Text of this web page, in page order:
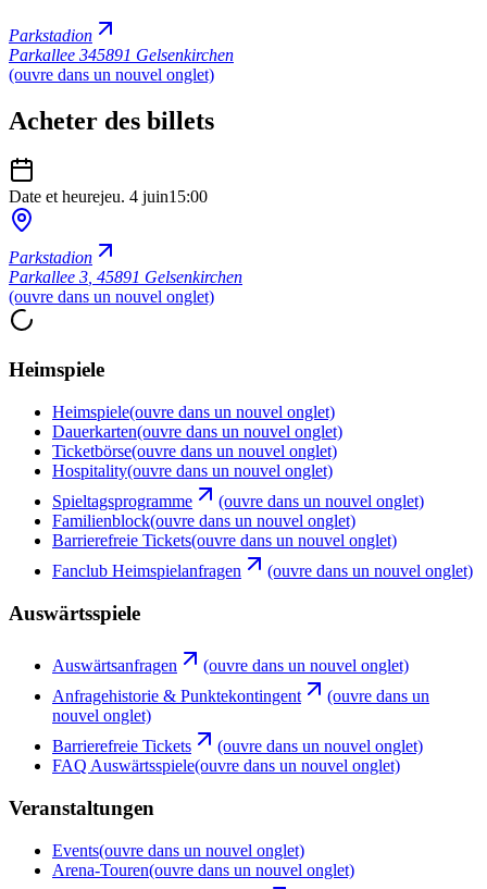
Parkstadion
Parkallee 345891 Gelsenkirchen
(ouvre dans un nouvel onglet)
Acheter des billets
Date et heurejeu. 4 juin15:00
Parkstadion
Parkallee 3, 45891 Gelsenkirchen
(ouvre dans un nouvel onglet)
Heimspiele
Heimspiele(ouvre dans un nouvel onglet)
Dauerkarten(ouvre dans un nouvel onglet)
Ticketbörse(ouvre dans un nouvel onglet)
Hospitality(ouvre dans un nouvel onglet)
Spieltagsprogramme
(ouvre dans un nouvel onglet)
Familienblock(ouvre dans un nouvel onglet)
Barrierefreie Tickets(ouvre dans un nouvel onglet)
Fanclub Heimspielanfragen
(ouvre dans un nouvel onglet)
Auswärtsspiele
Auswärtsanfragen
(ouvre dans un nouvel onglet)
Anfragehistorie & Punktekontingent
(ouvre dans un
nouvel onglet)
Barrierefreie Tickets
(ouvre dans un nouvel onglet)
FAQ Auswärtsspiele(ouvre dans un nouvel onglet)
Veranstaltungen
Events(ouvre dans un nouvel onglet)
Arena-Touren(ouvre dans un nouvel onglet)